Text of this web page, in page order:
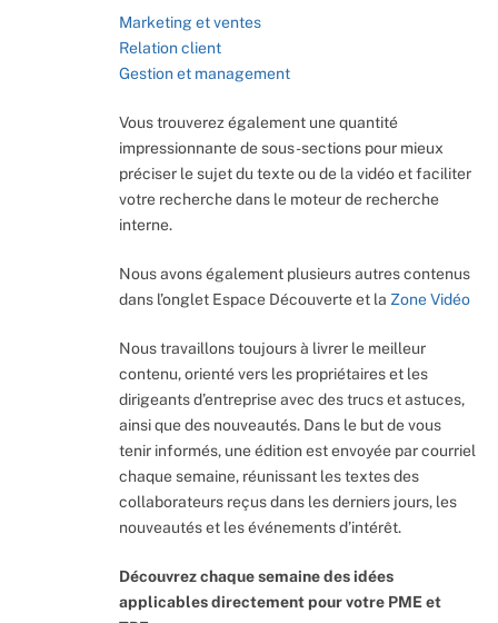
Marketing et ventes
Relation client
Gestion et management
Vous trouverez également une quantité
impressionnante de sous-sections pour mieux
préciser le sujet du texte ou de la vidéo et faciliter
votre recherche dans le moteur de recherche
interne.
Nous avons également plusieurs autres contenus
dans l’onglet Espace Découverte et la Zone Vidéo
Nous travaillons toujours à livrer le meilleur
contenu, orienté vers les propriétaires et les
dirigeants d’entreprise avec des trucs et astuces,
ainsi que des nouveautés. Dans le but de vous
tenir informés, une édition est envoyée par courriel
chaque semaine, réunissant les textes des
collaborateurs reçus dans les derniers jours, les
nouveautés et les événements d’intérêt.
Découvrez chaque semaine des idées
applicables directement pour votre PME et